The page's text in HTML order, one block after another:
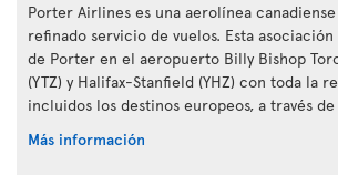
Porter Airlines es una aerolínea
refinado servicio de vuelos. Esta
de Porter en el aeropuerto Billy Bishop
(YTZ) y Halifax-Stanfield (YHZ) con toda la
incluidos los destinos europeos, a través
Más información